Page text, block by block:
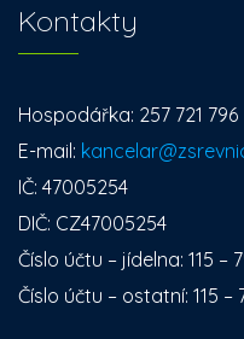
Kontakty
Hospodářka: 257 721 796
E-mail:
IČ: 47005254
DIČ: CZ47005254
Číslo účtu – jídelna: 115 –
Číslo účtu – ostatní: 115 –